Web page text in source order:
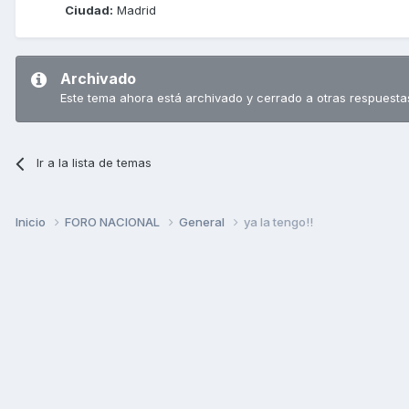
Ciudad: Madrid
Archivado
Este tema ahora está archivado y cerrado a otras
Ir a la lista de temas
Inicio FORO NACIONAL General ya la tengo!!